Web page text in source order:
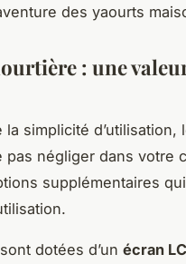
des yaourts
: une
simplicité d’utilisation,
négliger dans votre
supplémentaires
dotées d’un écran